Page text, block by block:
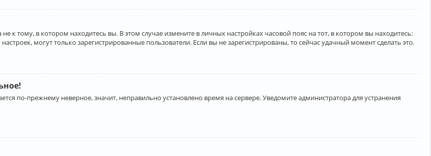
к тому, в котором находитесь вы. В этом случае измените в личных настройках часовой пояс на тот, в котором вы находитесь:
могут только зарегистрированные пользователи. Если вы не зарегистрированы, то сейчас удачный момент сделать это.
по-прежнему неверное, значит, неправильно установлено время на сервере. Уведомите администратора для устранения